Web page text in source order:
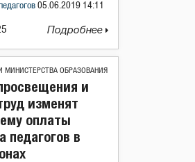
05.06.2019 14:11
Подробнее
МИНИСТЕРСТВА ОБРАЗОВАНИЯ
и
изменят
оплаты
педагогов в